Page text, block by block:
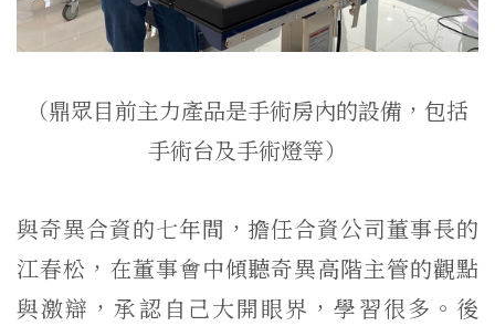
（鼎眾目前主力產品是手術房內的設備，包括
手術台及手術燈等）
與奇異合資的七年間，擔任合資公司董事長的
江春松，在董事會中傾聽奇異高階主管的觀點
與激辯，承認自己大開眼界，學習很多。後